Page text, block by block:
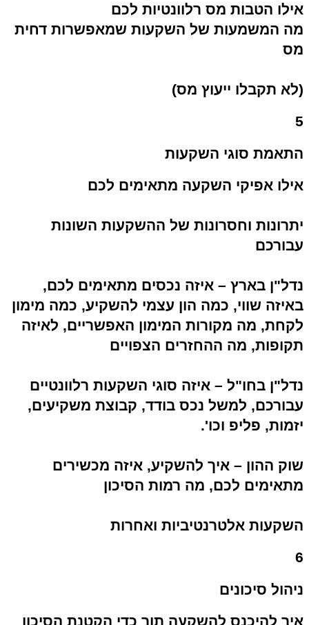
אילו הטבות מס רלוונטיות לכם
מה המשמעות של השקעות שמאפשרות דחית
מס
(לא תקבלו ייעוץ מס)
5
התאמת סוגי השקעות
אילו אפיקי השקעה מתאימים לכם
יתרונות וחסרונות של ההשקעות השונות
עבורכם
נדל"ן בארץ – איזה נכסים מתאימים לכם,
באיזה שווי, כמה הון עצמי להשקיע, כמה מימון
לקחת, מה מקורות המימון האפשריים, לאיזה
תקופות, מה ההחזרים הצפויים
נדל"ן בחו"ל – איזה סוגי השקעות רלוונטיים
עבורכם, למשל נכס בודד, קבוצת משקיעים,
יזמות, פליפ וכו'.
שוק ההון – איך להשקיע, איזה מכשירים
מתאימים לכם, מה רמות הסיכון
השקעות אלטרנטיביות ואחרות
6
ניהול סיכונים
איך להיכנס להשקעה תוך כדי הקטנת הסיכון